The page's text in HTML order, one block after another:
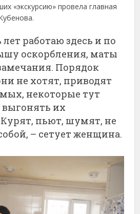
«экскурсию» провела главная
работаю здесь и по
оскорбления, маты
Порядок
не хотят, приводят
некоторые тут
их
Курят, пьют, шумят, не
– сетует женщина.